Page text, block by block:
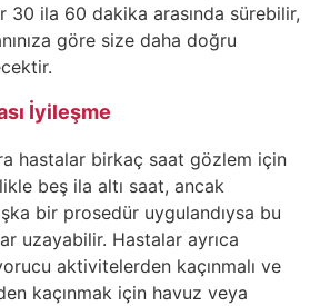
30 ila 60 dakika arasında sürebilir,
göre size daha doğru
İyileşme
hastalar birkaç saat gözlem için
beş ila altı saat, ancak
bir prosedür uygulandıysa bu
uzayabilir. Hastalar ayrıca
aktivitelerden kaçınmalı ve
kaçınmak için havuz veya